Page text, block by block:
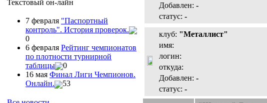
Текстовый он-лайн
7 февраля "Паспортный
контроль". История проверок.
0
6 февраля Рейтинг чемпионатов
по плотности турнирной
таблицы
0
16 мая Финал Лиги Чемпионов.
Онлайн.
53
Добавлен: -
статус: -
клуб: "Металлист"
имя:
логин:
откуда:
Добавлен: -
статус: -